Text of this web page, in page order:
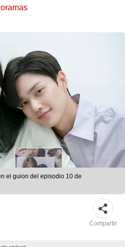
el guion del episodio 10 de
Compartir